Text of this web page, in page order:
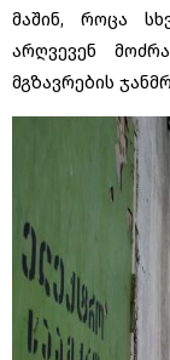
მაშინ, როცა
არღვევენ
მგზავრების